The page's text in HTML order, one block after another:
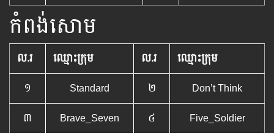
កំពង់សោម
ល.រ ឈ្មោះក្រុម ល.រ
ឈ្មោះក្រុម
១
Standard ២
Don’t Think
៣
Brave_Seven ៤
Five_Soldier